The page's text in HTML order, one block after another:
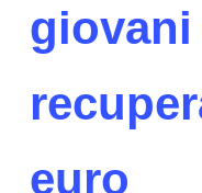
giovani
euro